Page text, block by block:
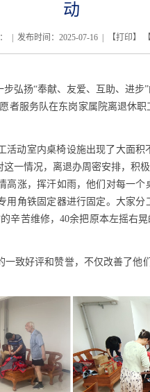
动
| 发布时间：2025-07-16 | 【打印】
步弘扬“奉献、友爱、互助、进步
者服务队在东岗家属院离退休职
活动室内桌椅设施出现了大面
一情况，离退办周密安排，积
高涨，挥汗如雨，他们对每一
用角铁固定器进行固定。大家
辛苦维修，40余把原本左摇右
致好评和赞誉，不仅改善了他